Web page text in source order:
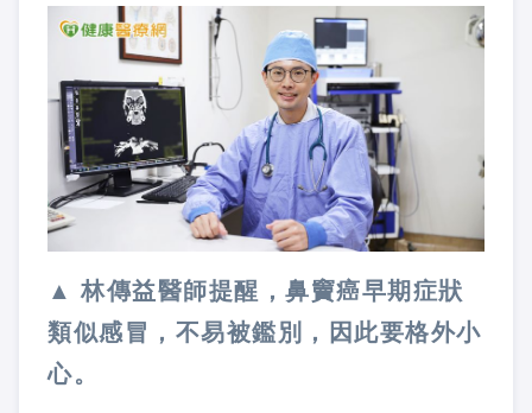
▲ 林傳益醫師提醒，鼻竇癌早期症狀
類似感冒，不易被鑑別，因此要格外小
心。